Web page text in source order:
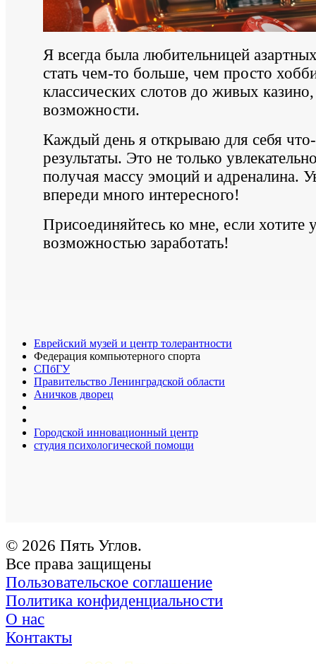
Я всегда была любительницей
стать чем-то больше, чем просто
классических слотов до живых
возможности.
Каждый день я открываю для себя
результаты. Это не только
получая массу эмоций и адреналина.
впереди много интересного!
Присоединяйтесь ко мне, если хотите
возможностью заработать!
Еврейский музей и центр толерантности
Федерация компьютерного спорта
СПбГУ
Правительство Ленинградской области
Аничков дворец
Городской инновационный центр
студия психологической помощи
© 2026 Пять Углов.
Все права защищены
Пользовательское соглашение
Политика конфиденциальности
О нас
Контакты